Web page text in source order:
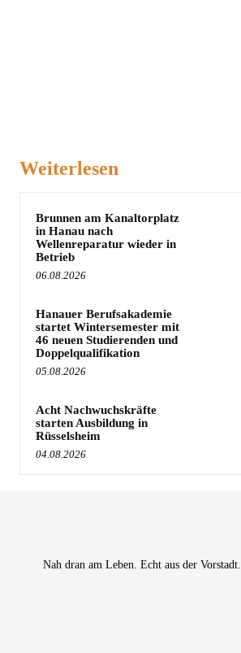
Weiterlesen
Brunnen am Kanaltorplatz
in Hanau nach
Wellenreparatur wieder in
Betrieb
06.08.2026
Hanauer Berufsakademie
startet Wintersemester mit
46 neuen Studierenden und
Doppelqualifikation
05.08.2026
Acht Nachwuchskräfte
starten Ausbildung in
Rüsselsheim
04.08.2026
Nah dran am Leben. Echt aus der Vorstadt.